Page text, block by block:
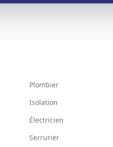
Plombier
Isolation
Électricien
Serrurier